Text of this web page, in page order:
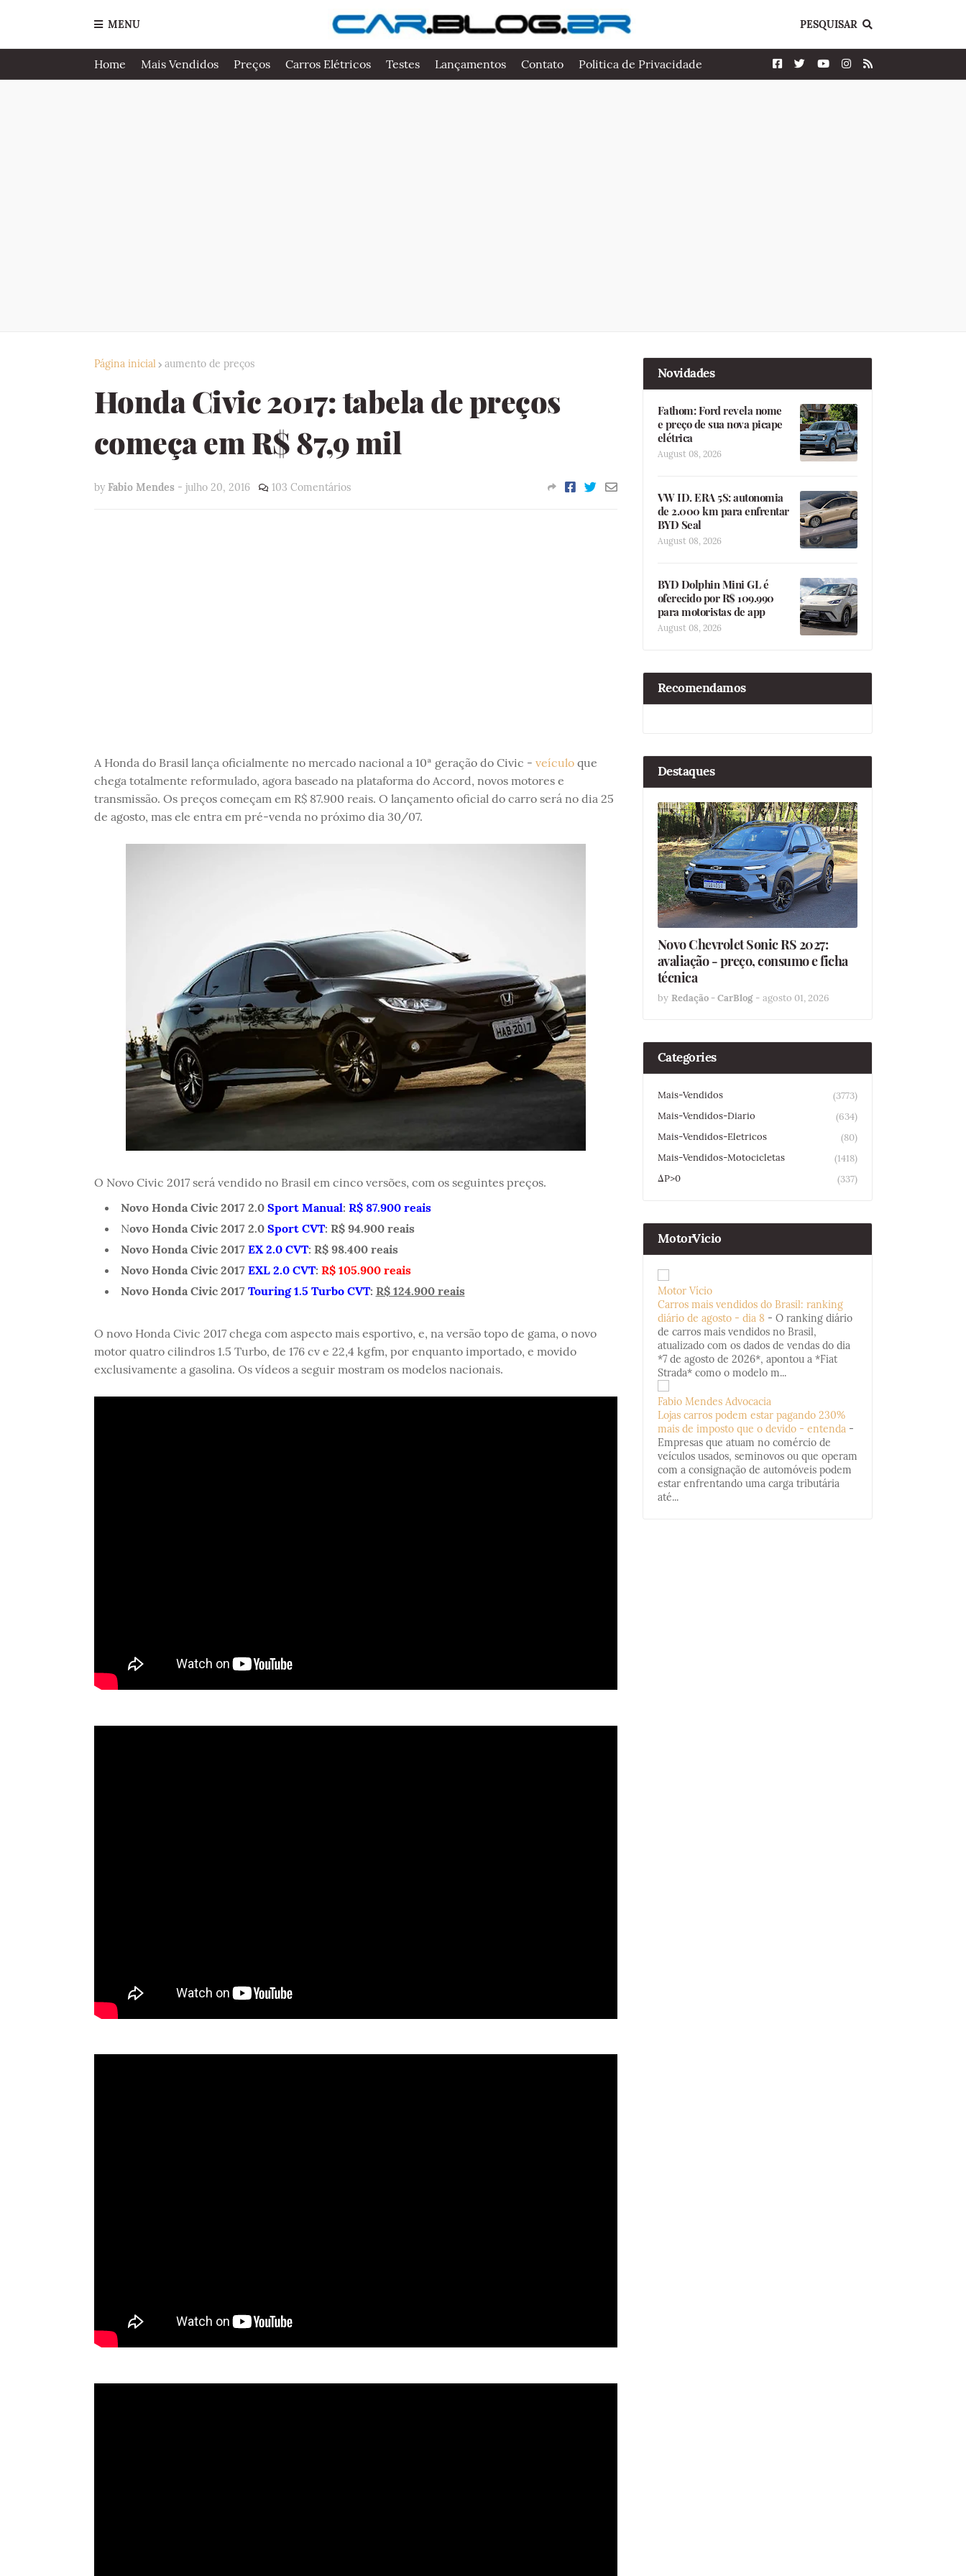
MENU PESQUISAR
Home Mais Vendidos Preços Carros Elétricos Testes Lançamentos Contato Politica de Privacidade
Página inicial aumento de preços
Honda Civic 2017: tabela de preços
começa em R$ 87,9 mil
by Fabio Mendes - julho 20, 2016 103 Comentários
A Honda do Brasil lança oficialmente no mercado nacional a 10ª geração do Civic - veículoque
chega totalmente reformulado, agora baseado na plataforma do Accord, novos motores e
transmissão. Os preços começam em R$ 87.900 reais. O lançamento oficial do carro será no dia 25
de agosto, mas ele entra em pré-venda no próximo dia 30/07.
O Novo Civic 2017 será vendido no Brasil em cinco versões, com os seguintes preços.
Novo Honda Civic 2017 2.0 Sport Manual: R$ 87.900 reais
Novo Honda Civic 2017 2.0 Sport CVT: R$ 94.900 reais
Novo Honda Civic 2017 EX 2.0 CVT: R$ 98.400 reais
Novo Honda Civic 2017 EXL 2.0 CVT: R$ 105.900 reais
Novo Honda Civic 2017 Touring 1.5 Turbo CVT: R$ 124.900 reais
O novo Honda Civic 2017 chega com aspecto mais esportivo, e, na versão topo de gama, o novo
motor quatro cilindros 1.5 Turbo, de 176 cv e 22,4 kgfm, por enquanto importado, e movido
exclusivamente a gasolina. Os vídeos a seguir mostram os modelos nacionais.
Novidades
Fathom: Ford revela nome
e preço de sua nova picape
elétrica
August 08, 2026
VW ID. ERA 5S: autonomia
de 2.000 km para enfrentar
BYD Seal
August 08, 2026
BYD Dolphin Mini GL é
oferecido por R$ 109.990
para motoristas de app
August 08, 2026
Recomendamos
Destaques
Novo Chevrolet Sonic RS 2027:
avaliação - preço, consumo e ficha
técnica
by Redação - CarBlog - agosto 01, 2026
Categories
Mais-Vendidos
(3773)
Mais-Vendidos-Diario
(634)
Mais-Vendidos-Eletricos
(80)
Mais-Vendidos-Motocicletas
(1418)
ΔP>0
(337)
MotorVicio
Motor Vício
Carros mais vendidos do Brasil: ranking
diário de agosto - dia 8 - O ranking diário
de carros mais vendidos no Brasil,
atualizado com os dados de vendas do dia
*7 de agosto de 2026*, apontou a *Fiat
Strada* como o modelo m...
Fabio Mendes Advocacia
Lojas carros podem estar pagando 230%
mais de imposto que o devido - entenda -
Empresas que atuam no comércio de
veículos usados, seminovos ou que operam
com a consignação de automóveis podem
estar enfrentando uma carga tributária
até...